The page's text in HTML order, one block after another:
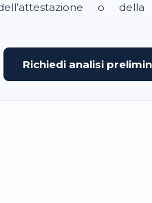
o
Richiedi analisi